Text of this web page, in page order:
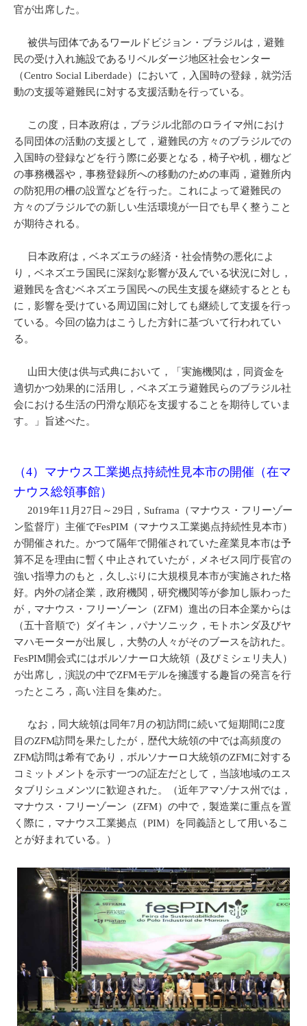
官が出席した。
被供与団体であるワールドビジョン・ブラジルは，避難
民の受け入れ施設であるリベルダージ地区社会センター
（Centro Social Liberdade）において，入国時の登録，就労活
動の支援等避難民に対する支援活動を行っている。
この度，日本政府は，ブラジル北部のロライマ州におけ
る同団体の活動の支援として，避難民の方々のブラジルでの
入国時の登録などを行う際に必要となる，椅子や机，棚など
の事務機器や，事務登録所への移動のための車両，避難所内
の防犯用の柵の設置などを行った。これによって避難民の
方々のブラジルでの新しい生活環境が一日でも早く整うこと
が期待される。
日本政府は，ベネズエラの経済・社会情勢の悪化によ
り，ベネズエラ国民に深刻な影響が及んでいる状況に対し，
避難民を含むベネズエラ国民への民生支援を継続するととも
に，影響を受けている周辺国に対しても継続して支援を行っ
ている。今回の協力はこうした方針に基づいて行われてい
る。
山田大使は供与式典において，「実施機関は，同資金を
適切かつ効果的に活用し，ベネズエラ避難民らのブラジル社
会における生活の円滑な順応を支援することを期待していま
す。」旨述べた。
（4）マナウス工業拠点持続性見本市の開催（在マ
ナウス総領事館）
2019年11月27日～29日，Suframa（マナウス・フリーゾー
ン監督庁）主催でFesPIM（マナウス工業拠点持続性見本市）
が開催された。かつて隔年で開催されていた産業見本市は予
算不足を理由に暫く中止されていたが，メネゼス同庁長官の
強い指導力のもと，久しぶりに大規模見本市が実施された格
好。内外の諸企業，政府機関，研究機関等が参加し賑わった
が，マナウス・フリーゾーン（ZFM）進出の日本企業からは
（五十音順で）ダイキン，パナソニック，モトホンダ及びヤ
マハモーターが出展し，大勢の人々がそのブースを訪れた。
FesPIM開会式にはボルソナーロ大統領（及びミシェリ夫人）
が出席し，演説の中でZFMモデルを擁護する趣旨の発言を行
ったところ，高い注目を集めた。
なお，同大統領は同年7月の初訪問に続いて短期間に2度
目のZFM訪問を果たしたが，歴代大統領の中では高頻度の
ZFM訪問は希有であり，ボルソナーロ大統領のZFMに対する
コミットメントを示す一つの証左だとして，当該地域のエス
タブリシュメンツに歓迎された。（近年アマゾナス州では，
マナウス・フリーゾーン（ZFM）の中で，製造業に重点を置
く際に，マナウス工業拠点（PIM）を同義語として用いるこ
とが好まれている。）